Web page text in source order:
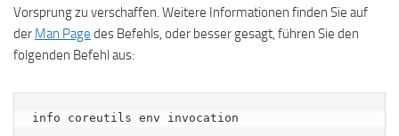
Vorsprung zu verschaffen. Weitere Informationen finden Sie auf
der Man Page des Befehls, oder besser gesagt, führen Sie den
folgenden Befehl aus:
info coreutils env invocation